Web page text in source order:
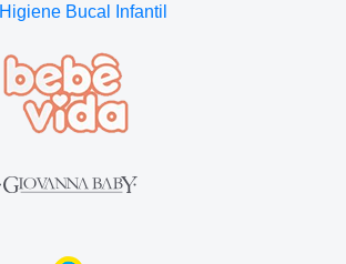
Higiene Bucal Infantil